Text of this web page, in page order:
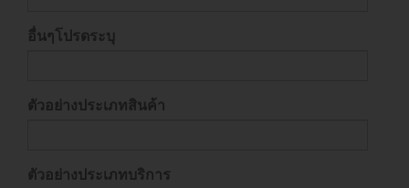
อื่นๆโปรดระบุ
ตัวอย่างประเภทสินค้า
ตัวอย่างประเภทบริการ